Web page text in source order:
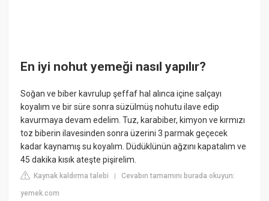
En iyi nohut yemeği nasıl yapılır?
Soğan ve biber kavrulup şeffaf hal alınca içine salçayı
koyalım ve bir süre sonra süzülmüş nohutu ilave edip
kavurmaya devam edelim. Tuz, karabiber, kimyon ve kırmızı
toz biberin ilavesinden sonra üzerini 3 parmak geçecek
kadar kaynamış su koyalım. Düdüklünün ağzını kapatalım ve
45 dakika kısık ateşte pişirelim.
Kaynak kaldırma talebi |Cevabın tamamını burada okuyun:
yemek.com